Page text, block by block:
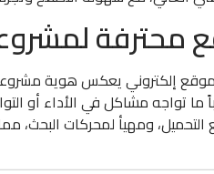
محترفة
إلكتروني يعكس هوية
تواجه مشاكل في الأداء أو
ومهيأ لمحركات